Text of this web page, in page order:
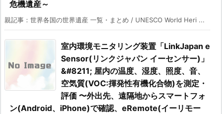
危機遺産～
親記事：世界各国の世界遺産 一覧・まとめ / UNESCO World Heri ...
室内環境モニタリング装置「LinkJapan e
Sensor(リンクジャパン イーセンサー)」
&#8211; 屋内の温度、湿度、照度、音、
空気質(VOC:揮発性有機化合物)を測定・
評価 〜外出先、遠隔地からスマートフォ
ン(Android、iPhone)で確認、eRemote(イーリモー